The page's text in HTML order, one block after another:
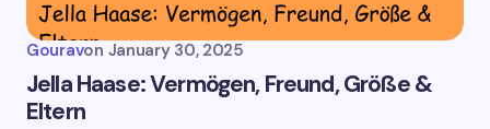
Gouravon January 30, 2025
Jella Haase: Vermögen, Freund, Größe &
Eltern